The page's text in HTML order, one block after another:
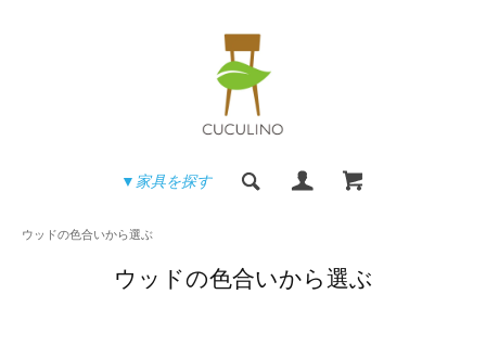
▼家具を探す
ウッドの色合いから選ぶ
ウッドの色合いから選ぶ